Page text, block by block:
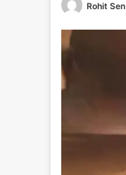
Rohit Sen